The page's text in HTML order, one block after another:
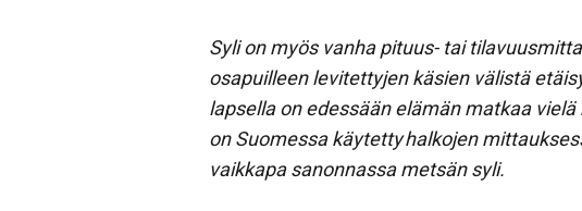
Syli on myös vanha pituus- tai
osapuilleen levitettyjen käsien välistä
lapsella on edessään elämän matkaa
on Suomessa käytettyhalkojen
vaikkapa sanonnassa metsän syli.